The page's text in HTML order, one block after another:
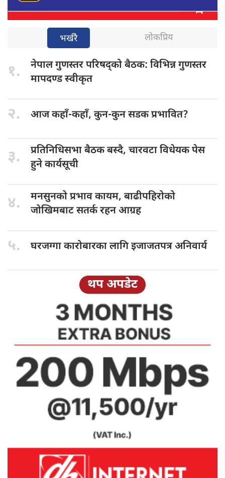
भर्खरै लोकप्रिय
१. नेपाल गुणस्तरपरिषद्को बैठक: विभिन्न गुणस्तर
मापदण्ड स्वीकृत
२. आज कहाँ-कहाँ, कुन-कुन सडक प्रभावित?
३. प्रतिनिधिसभा बैठकबस्दै, चारवटा विधेयक पेस
हुने कार्यसूची
४. मनसुनको प्रभावकायम, बाढीपहिरोको
जोखिमबाट सतर्क रहन आग्रह
५. घरजग्गा कारोबारकालागि इजाजतपत्र अनिवार्य
थप अपडेट